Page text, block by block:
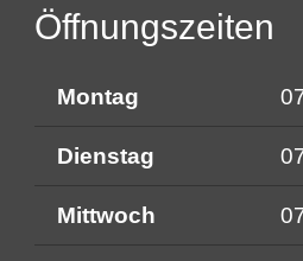
Öffnungszeiten
Montag
Dienstag
Mittwoch